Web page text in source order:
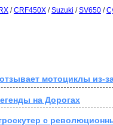
/CRF450X /Suzuki /SV650 /
мотоциклы из-
на Дорогах
с